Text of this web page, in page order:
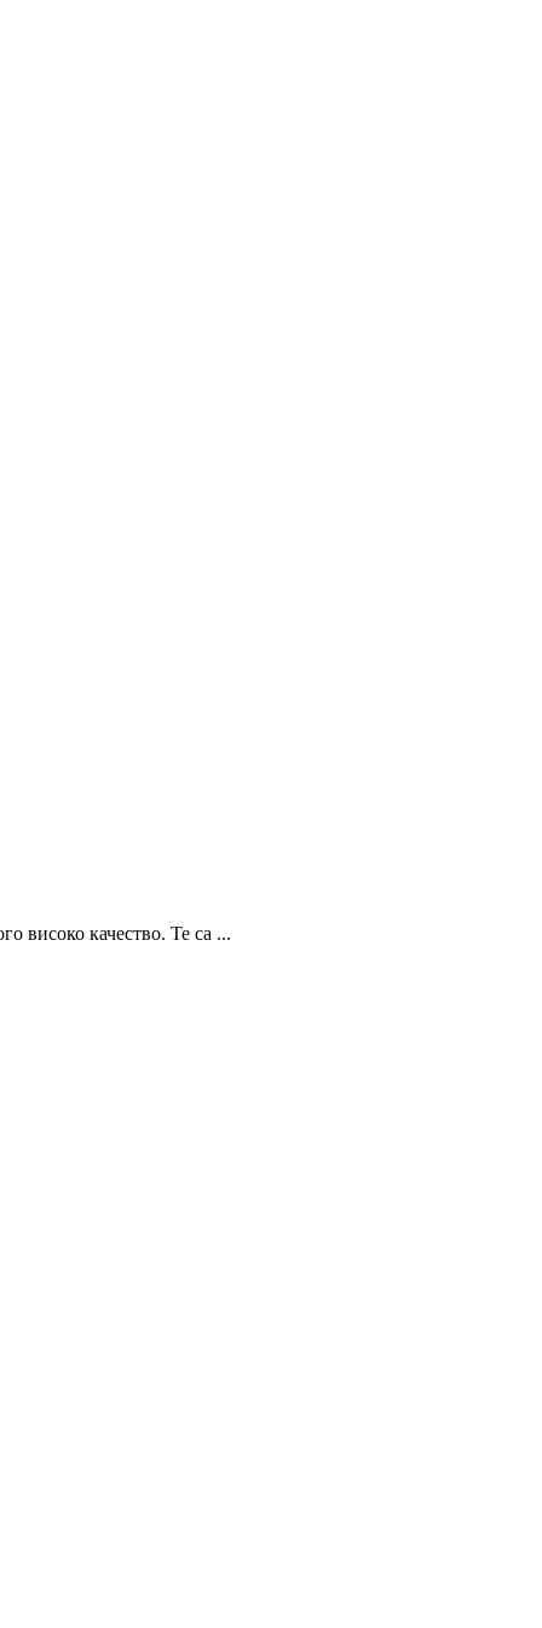
високо качество. Те са ...